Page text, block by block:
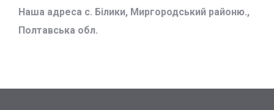
Наша адреса с. Білики, Миргородський районю.,
Полтавська обл.